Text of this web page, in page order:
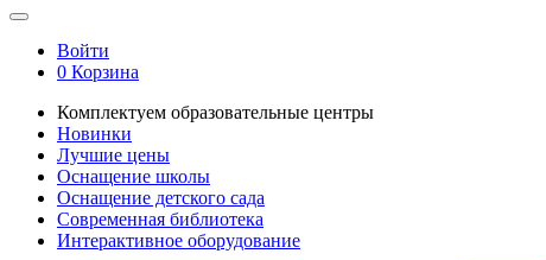
Войти
0 Корзина
Комплектуем образовательные центры
Новинки
Лучшие цены
Оснащение школы
Оснащение детского сада
Современная библиотека
Интерактивное оборудование